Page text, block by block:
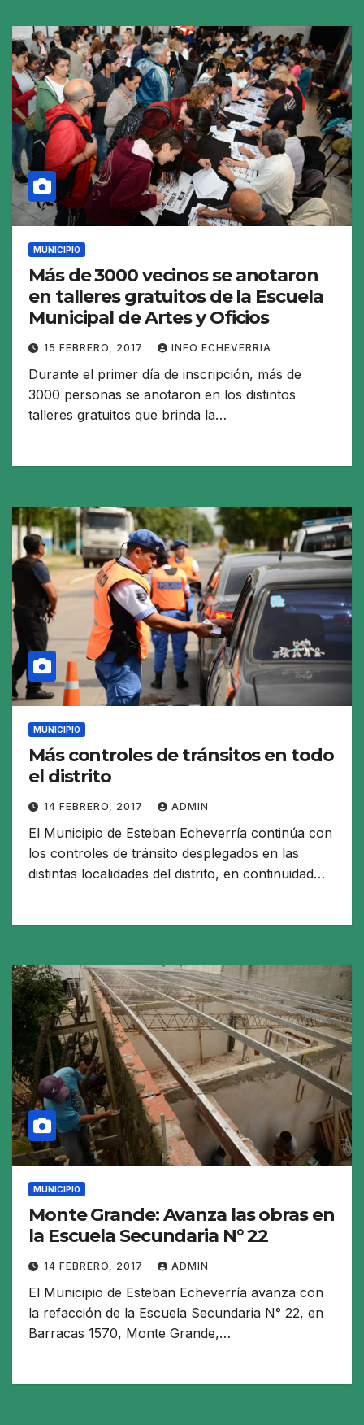
MUNICIPIO
Más de 3000 vecinos se anotaron
en talleres gratuitos de la Escuela
Municipal de Artes y Oficios
15 FEBRERO, 2017 INFO ECHEVERRIA
Durante el primer día de inscripción, más de
3000 personas se anotaron en los distintos
talleres gratuitos que brinda la…
MUNICIPIO
Más controles de tránsitos en todo
el distrito
14 FEBRERO, 2017 ADMIN
El Municipio de Esteban Echeverría continúa con
los controles de tránsito desplegados en las
distintas localidades del distrito, en continuidad…
MUNICIPIO
Monte Grande: Avanza las obras en
la Escuela Secundaria N° 22
14 FEBRERO, 2017 ADMIN
El Municipio de Esteban Echeverría avanza con
la refacción de la Escuela Secundaria N° 22, en
Barracas 1570, Monte Grande,…